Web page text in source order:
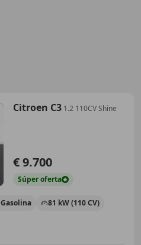
Citroen C3 1.2 110CV Shine
€ 9.700
Súperoferta
Gasolina 81 kW (110 CV)